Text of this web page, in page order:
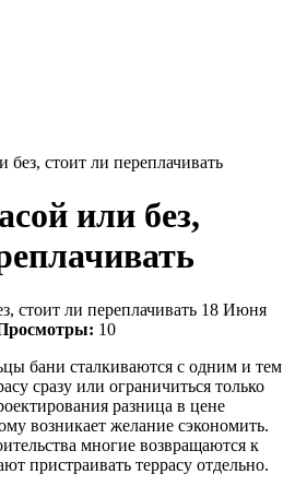
без, стоит ли переплачивать
или без,
18 Июня
10
бани сталкиваются с одним и тем
сразу или ограничиться только
разница в цене
возникает желание сэкономить.
многие возвращаются к
пристраивать террасу отдельно.